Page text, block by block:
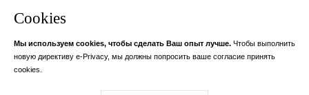
Cookies
Мы используем cookies, чтобы сделать Ваш опыт лучше. Чтобы выполнить
новую директиву e-Privacy, мы должны попросить ваше согласие принять
cookies.
Ваш адрес электронной почты